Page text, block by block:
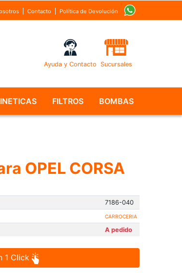
Contacto Política de Devolución
Sucursales
Ayuda y Contacto
FILTROS BOMBAS
OPEL CORSA
7186-040
CARROCERIA
A pedido
1 Click